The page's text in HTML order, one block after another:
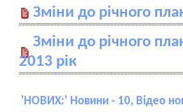
Зміни до річного
Зміни до річного
2013 рік
' НОВИХ:' Новини - 10, Відео